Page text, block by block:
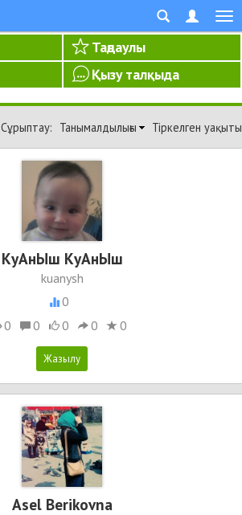
Таңдаулы
Қызу талқыда
Сұрыптау: Танымалдылығы Тіркелген уақыты
КуАнЫш КуАнЫш
kuanysh
0
0
0 0 0 0
Asel Berikovna